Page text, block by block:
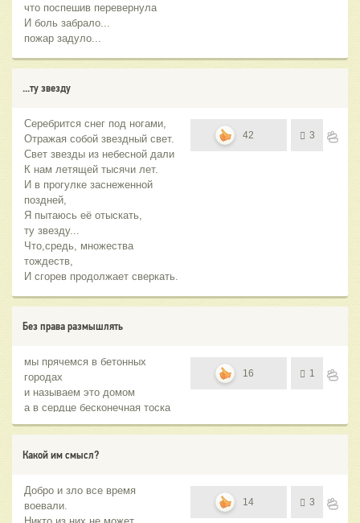
что поспешив перевернула
И боль забрало...
пожар задуло...
...ту звезду
Серебрится снег под ногами,
Отражая собой звездный свет.
Свет звезды из небесной дали
К нам летящей тысячи лет.
И в прогулке заснеженной
поздней,
Я пытаюсь её отыскать,
ту звезду...
Что,средь, множества
тождеств,
И сгорев продолжает сверкать.
42 3
Без права размышлять
мы прячемся в бетонных
городах
и называем это домом
а в сердце бесконечная тоска
по жизни
16 1
Какой им смысл?
Добро и зло все время
воевали.
14 3